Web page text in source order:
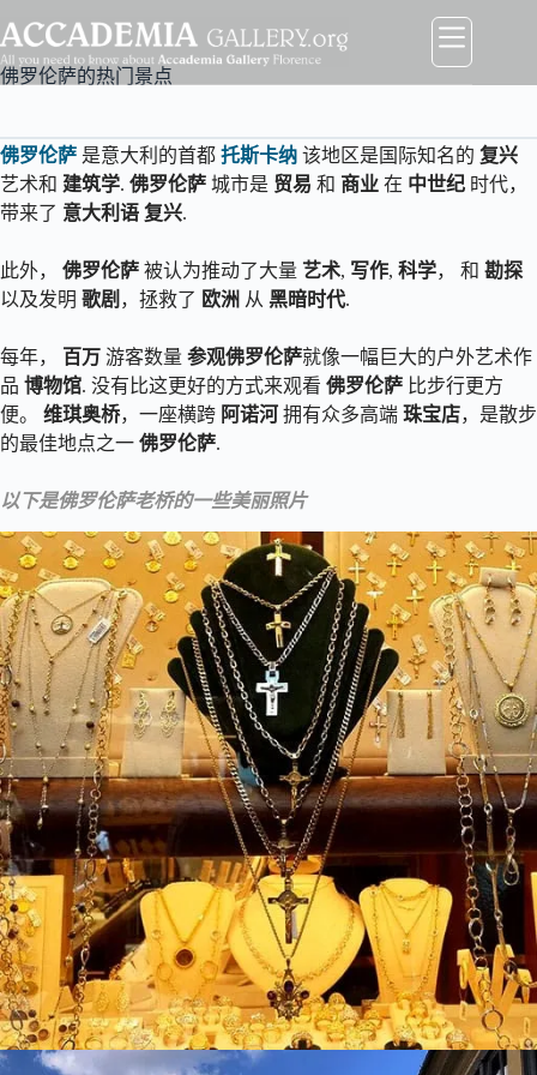
至
内
佛罗伦萨的热门景点
佛罗伦萨 是意大利的首都 托斯卡纳 该地区是国际知名的 复兴
艺术和 建筑学. 佛罗伦萨 城市是 贸易 和 商业 在 中世纪 时代，
带来了 意大利语 复兴.
此外， 佛罗伦萨 被认为推动了大量 艺术, 写作, 科学， 和 勘探
以及发明 歌剧 ，拯救了 欧洲 从 黑暗时代.
每年， 百万 游客数量 参观佛罗伦萨就像一幅巨大的户外艺术作
品 博物馆. 没有比这更好的方式来观看 佛罗伦萨 比步行更方
便。 维琪奥桥，一座横跨 阿诺河 拥有众多高端 珠宝店，是散步
的最佳地点之一 佛罗伦萨.
以下是佛罗伦萨老桥的一些美丽照片